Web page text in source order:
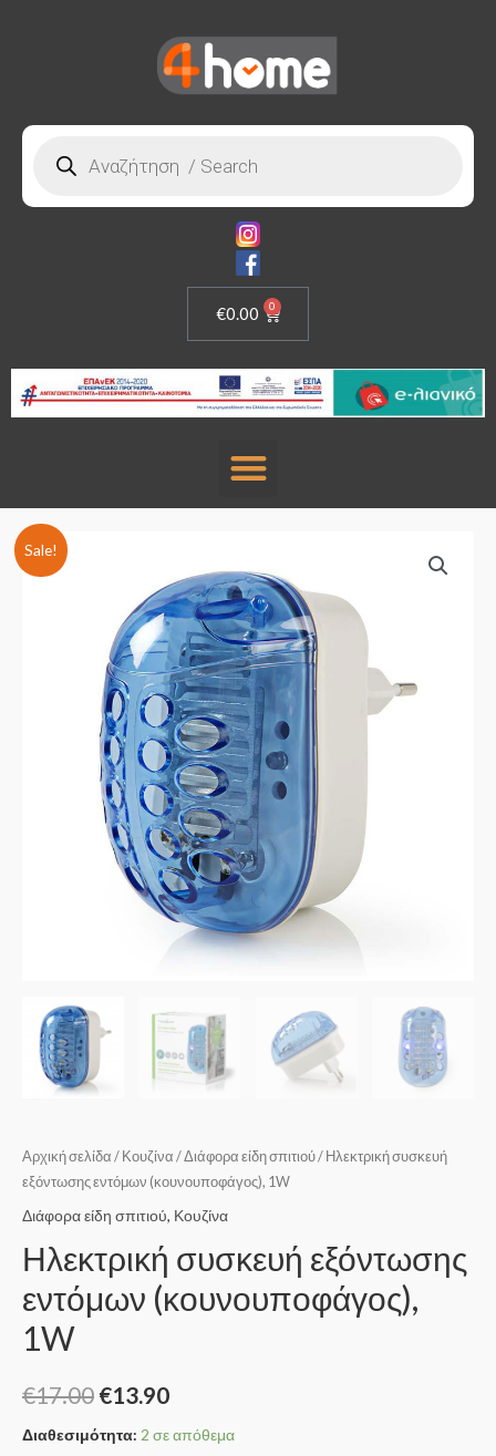
€0.00 0
Sale!
Αρχική σελίδα / Κουζίνα /Διάφορα είδη σπιτιού/ Ηλεκτρική συσκευή
εξόντωσης εντόμων (κουνουποφάγος), 1W
Διάφορα είδη σπιτιού, Κουζίνα
Ηλεκτρική συσκευή εξόντωσης
εντόμων (κουνουποφάγος),
1W
€17.00 €13.90
Διαθεσιμότητα: 2 σε απόθεμα